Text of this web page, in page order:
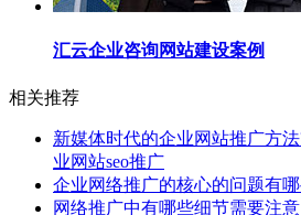
汇云企业咨询网站建设案例
相关推荐
新媒体时代的企业网站推广方
业网站seo推广
企业网络推广的核心的问题有哪
网络推广中有哪些细节需要注